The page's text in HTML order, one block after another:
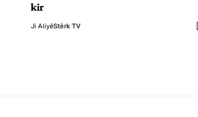
kir
Ji AliyêStêrk TV